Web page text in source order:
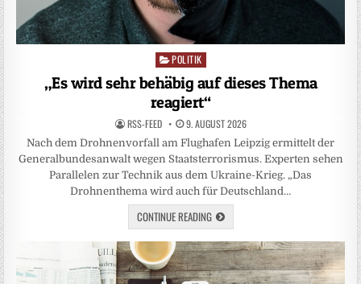
Posted
in
POLITIK
„Es wird sehr behäbig auf dieses Thema
reagiert“
RSS-FEED 9. AUGUST 2026
Nach dem Drohnenvorfall am Flughafen Leipzig ermittelt der
Generalbundesanwalt wegen Staatsterrorismus. Experten sehen
Parallelen zur Technik aus dem Ukraine-Krieg. „Das
Drohnenthema wird auch für Deutschland…
CONTINUE READING